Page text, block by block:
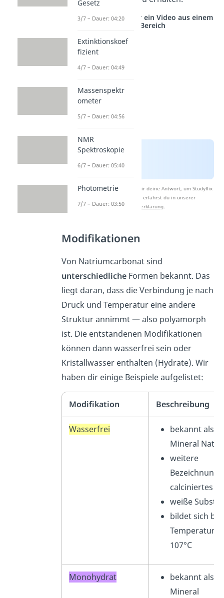
Studyflix vernetzt: Hier ein Video aus einem
anderen Bereich
Nach Beantwortung speichern wir deine Antwort, um Studyflix
zu verbessern. Mehr dazu erfährst du in unserer
Datenschutzerklärung.
Modifikationen
Von Natriumcarbonat sind
unterschiedlicheFormen bekannt. Das
liegt daran, dass die Verbindung je nach
Druck und Temperatur eine andere
Struktur annimmt — also polyamorph
ist. Die entstandenen Modifikationen
können dann wasserfrei sein oder
Kristallwasser enthalten (Hydrate). Wir
haben dir einige Beispiele aufgelistet:
Modifikation Beschreibung
Wasserfrei
bekannt als
Mineral Natrit
weitere
Bezeichnung:
calciniertes
weiße
bildet sich bei
107°C
Monohydrat
bekannt als
Mineral
Gesetz
3/7 – Dauer: 04:20
Extinktionskoef
fizient
4/7 – Dauer: 04:49
Massenspektr
ometer
5/7 – Dauer: 04:56
NMR
Spektroskopie
6/7 – Dauer: 05:40
Photometrie
7/7 – Dauer: 03:50